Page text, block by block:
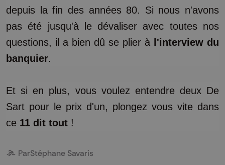
depuis la fin des années 80. Si nous n'avons
pas été jusqu'à le dévaliser avec toutes nos
questions, il a bien dû se plier à l'interview du
banquier.
Et si en plus, vous voulez entendre deux De
Sart pour le prix d'un, plongez vous vite dans
ce 11 dit tout !
ParStéphane Savaris